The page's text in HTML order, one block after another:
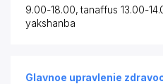
9.00-18.00, tanaffus 13.00-
yakshanba
Glavnoe upravlenie